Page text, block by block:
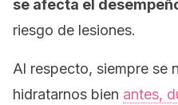
se afecta el
riesgo de lesiones.
Al respecto, siempre se
hidratarnos bien antes,